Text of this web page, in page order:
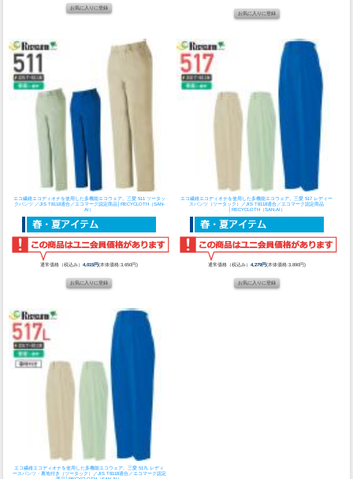
エコ繊維エコディオナを使用した多機能エコウェア。 三愛 511 ツータッ
クパンツ ／JIS T8118適合／エコマーク認定商品│RECYCLOTH（SAN-
AI）
通常価格（税込み）4,015円(本体価格:3,650円)
エコ繊維エコディオナを使用した多機能エコウェア。三愛 517 レディー
スパンツ（ツータック）／JIS T8118適合／エコマーク認定商品
│RECYCLOTH（SAN-AI）
通常価格（税込み） 4,279円(本体価格:3,890円)
エコ繊維エコディオナを使用した多機能エコウェア。三愛 517L レディ
ースパンツ・裏地付き（ツータック）／JIS T8118適合／エコマーク認定